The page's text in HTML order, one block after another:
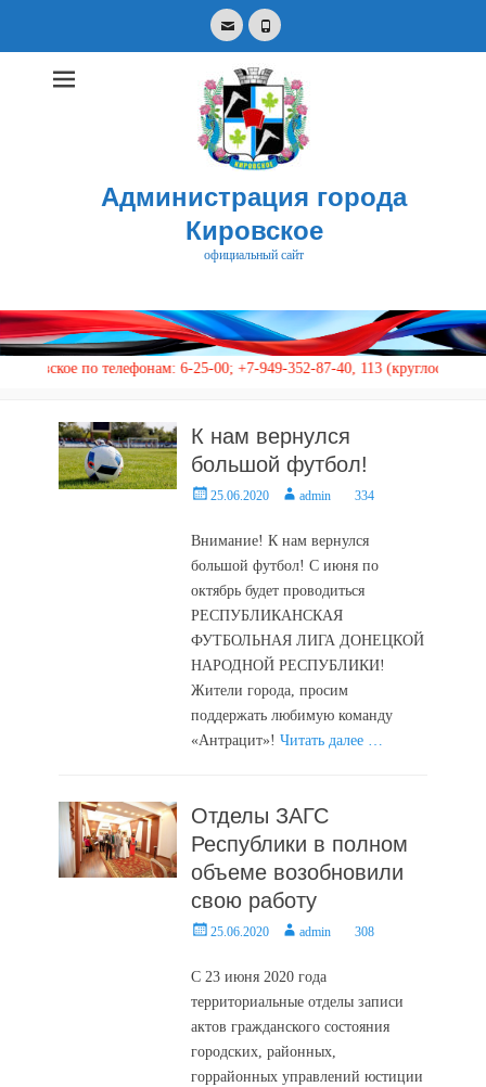
EmailPhone
Администрация города
Кировское
официальный сайт
for:
телефонам: 6-25-00; +7-949-352-87-40, 113 (круглосуточно)
К нам вернулся
большой футбол!
Posted25.06.2020 Authoradmin 334
Внимание! К нам вернулся
большой футбол! С июня по
октябрь будет проводиться
РЕСПУБЛИКАНСКАЯ
ФУТБОЛЬНАЯ ЛИГА ДОНЕЦКОЙ
НАРОДНОЙ РЕСПУБЛИКИ!
Жители города, просим
поддержать любимую команду
«Антрацит»!Читать далее …
Отделы ЗАГС
Республики в полном
объеме возобновили
свою работу
Posted25.06.2020 Authoradmin 308
С 23 июня 2020 года
территориальные отделы записи
актов гражданского состояния
городских, районных,
горрайонных управлений юстиции